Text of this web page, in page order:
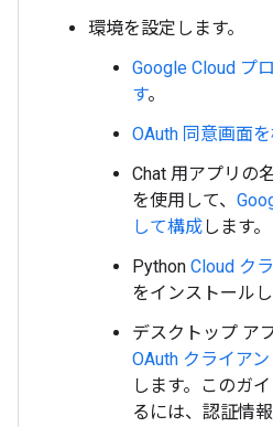
環境を設定します。
Google Cloud プ
す。
OAuth 同意画面
Chat 用アプリの
を使用して、
して構成します。
Python Cloud ク
をインストールし
デスクトップ ア
OAuth クライア
します。このガ
るには、認証情